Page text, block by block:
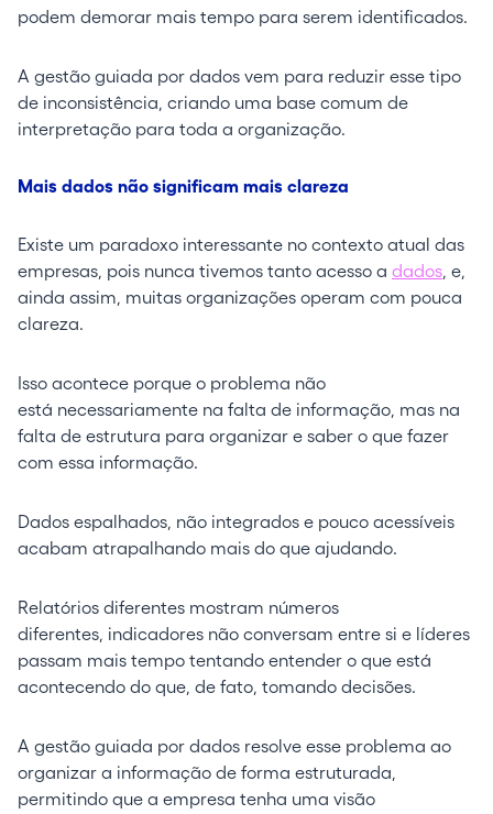
podem demorar mais tempo para serem identificados.
A gestão guiada por dados vem para reduzir esse tipo
de inconsistência, criando uma base comum de
interpretação para toda a organização.
Mais dados não significam mais clareza
Existe um paradoxo interessante no contexto atual das
empresas, pois nunca tivemos tanto acesso a dados, e,
ainda assim, muitas organizações operam com pouca
clareza.
Isso acontece porque o problema não
está necessariamente na falta de informação, mas na
falta de estrutura para organizar e saber o que fazer
com essa informação.
Dados espalhados, não integrados e pouco acessíveis
acabam atrapalhando mais do que ajudando.
Relatórios diferentes mostram números
diferentes, indicadores não conversam entre si e líderes
passam mais tempo tentando entender o que está
acontecendo do que, de fato, tomando decisões.
A gestão guiada por dados resolve esse problema ao
organizar a informação de forma estruturada,
permitindo que a empresa tenha uma visão